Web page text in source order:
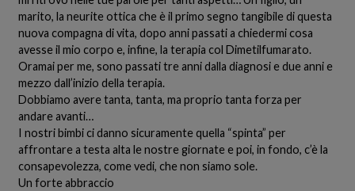
marito, la neurite ottica che è il primo segno tangibile di questa
nuova compagna di vita, dopo anni passati a chiedermi cosa
avesse il mio corpo e, infine, la terapia col Dimetilfumarato.
Oramai per me, sono passati tre anni dalla diagnosi e due anni e
mezzo dall’inizio della terapia.
Dobbiamo avere tanta, tanta, ma proprio tanta forza per
andare avanti…
I nostri bimbi ci danno sicuramente quella “spinta” per
affrontare a testa alta le nostre giornate e poi, in fondo, c’è la
consapevolezza, come vedi, che non siamo sole.
Un forte abbraccio